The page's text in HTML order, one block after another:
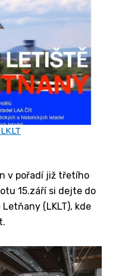
v pořadí již třetího
15.září si dejte do
(LKLT), kde